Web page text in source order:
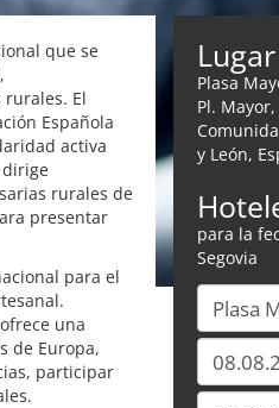
que se
El
Española
activa
rurales de
presentar
para el
una
de Europa,
participar
Plasa
Pl.
y León,
para la
Segovia